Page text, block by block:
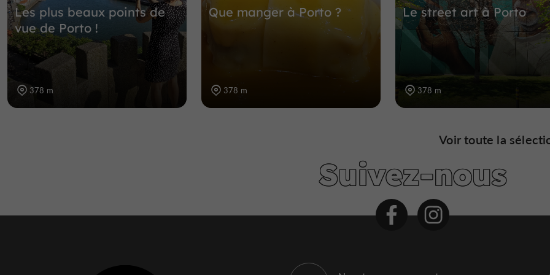
Les plus beaux points de
vue de Porto !
378 m
Que manger à Porto ?
378 m
Le street art à Porto
378 m
Voir toute la
Suivez-nous